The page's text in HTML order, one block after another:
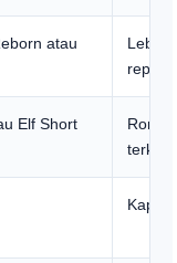
atau
Lebih
Elf Short